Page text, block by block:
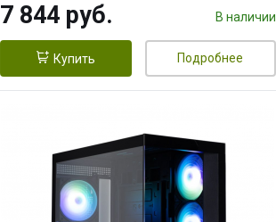
7 844 руб. В наличии
Купить Подробнее